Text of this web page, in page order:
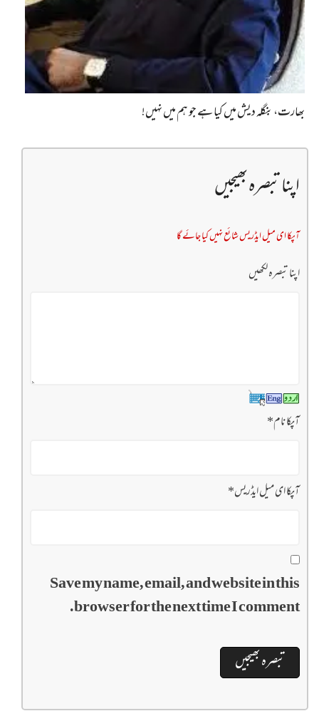
بھارت، بنگلہ دیش میں کیا ہے جو ہم میں نہیں!
اپنا تبصرہ بھیجیں
آپکا ای میل ایڈریس شائع نہیں کیا جائے گا
اپنا تبصرہ لکھیں
آپکا نام*
آپکا ای میل ایڈریس*
Save my name, email, and website in this
browser for the next time I comment.